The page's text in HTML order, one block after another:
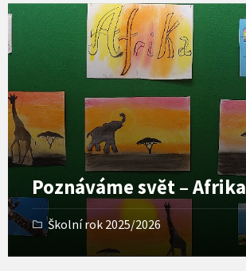
Poznáváme svět – Afrika
Školní rok 2025/2026
O
p
e
n
G
a
l
e
r
y